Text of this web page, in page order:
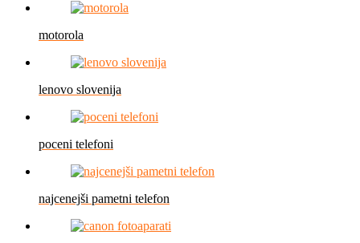
motorola
lenovo slovenija
poceni telefoni
najcenejši pametni telefon